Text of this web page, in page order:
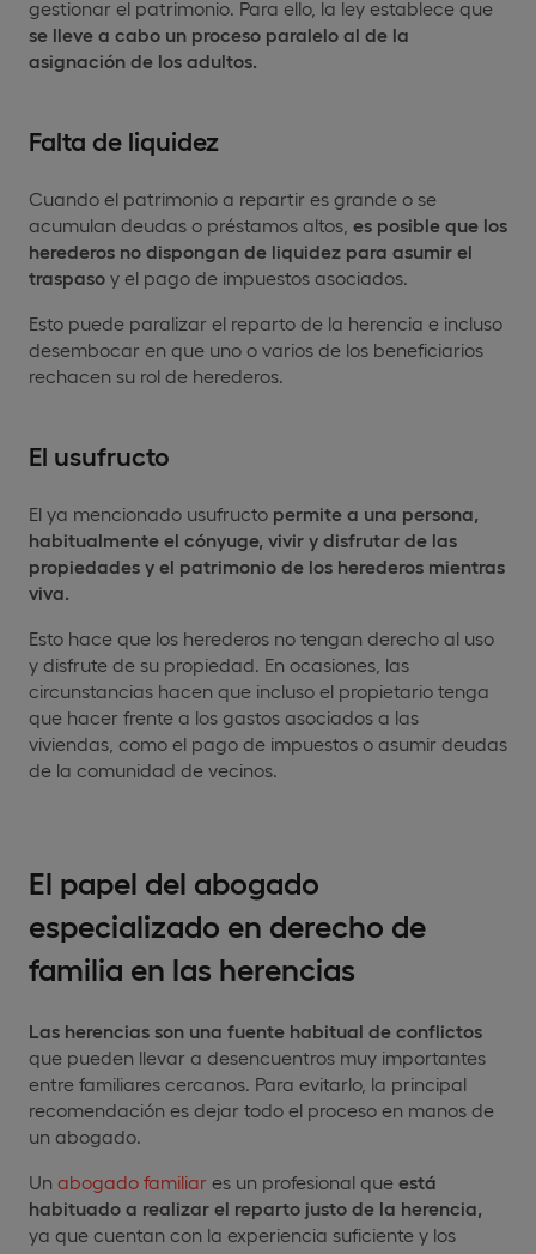
gestionar el patrimonio. Para ello, la ley establece que
se lleve a cabo un proceso paralelo al de la
asignación de los adultos.
Falta de liquidez
Cuando el patrimonio a repartir es grande o se
acumulan deudas o préstamos altos, es posible que los
herederos no dispongan de liquidez para asumir el
traspaso y el pago de impuestos asociados.
Esto puede paralizar el reparto de la herencia e incluso
desembocar en que uno o varios de los beneficiarios
rechacen su rol de herederos.
El usufructo
El ya mencionado usufructo permite a una persona,
habitualmente el cónyuge, vivir y disfrutar de las
propiedades y el patrimonio de los herederos mientras
viva.
Esto hace que los herederos no tengan derecho al uso
y disfrute de su propiedad. En ocasiones, las
circunstancias hacen que incluso el propietario tenga
que hacer frente a los gastos asociados a las
viviendas, como el pago de impuestos o asumir deudas
de la comunidad de vecinos.
El papel del abogado
especializado en derecho de
familia en las herencias
Las herencias son una fuente habitual de conflictos
que pueden llevar a desencuentros muy importantes
entre familiares cercanos. Para evitarlo, la principal
recomendación es dejar todo el proceso en manos de
un abogado.
Un abogado familiar es un profesional que está
habituado a realizar el reparto justo de la herencia,
ya que cuentan con la experiencia suficiente y los